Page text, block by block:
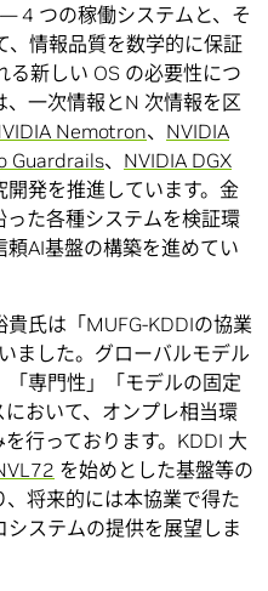
4 つの稼働システムと、そ
情報品質を数学的に保証
る新しい OS の必要性につ
一次情報とN 次情報を区
Nemotron、 NVIDIA
Guardrails、 NVIDIA DGX
発を推進しています。金
た各種システムを検証環
AI基盤の構築を進めてい
氏は「MUFG-KDDIの協業
ました。グローバルモデル
専門性」「モデルの固定
おいて、オンプレ相当環
行っております。KDDI 大
を始めとした基盤等の
将来的には本協業で得た
ステムの提供を展望しま